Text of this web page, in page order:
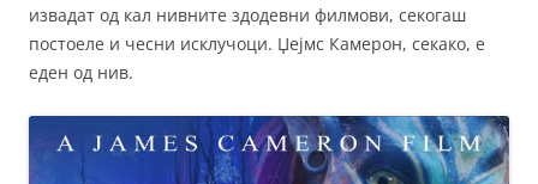
извадат од кал нивните здодевни филмови, секогаш
постоеле и чесни исклучоци. Џејмс Камерон, секако, е
еден од нив.